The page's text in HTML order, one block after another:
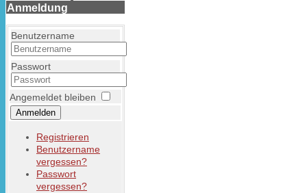
Anmeldung
Benutzername
Passwort
Angemeldet bleiben
Anmelden
Registrieren
Benutzername
vergessen?
Passwort
vergessen?